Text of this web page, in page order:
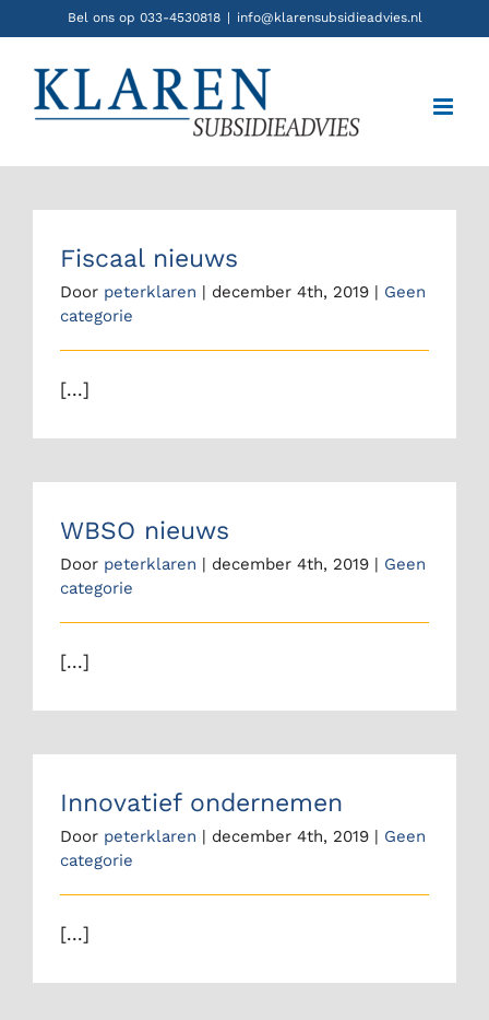
inhoud
Bel ons op 033-4530818 | info@klarensubsidieadvies.nl
Fiscaal nieuws
Door peterklaren december 4th, 2019
Geen
categorie
[...]
WBSO nieuws
Door peterklaren december 4th, 2019
Geen
categorie
[...]
Innovatief ondernemen
Door peterklaren december 4th, 2019
Geen
categorie
[...]